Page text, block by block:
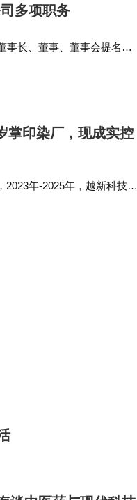
多项职务
事长、董事、董事会提名委
掌印染厂，现成实控
2023年-2025年，越新科技实